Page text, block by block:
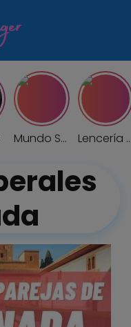
Mundo Swinger Lencería